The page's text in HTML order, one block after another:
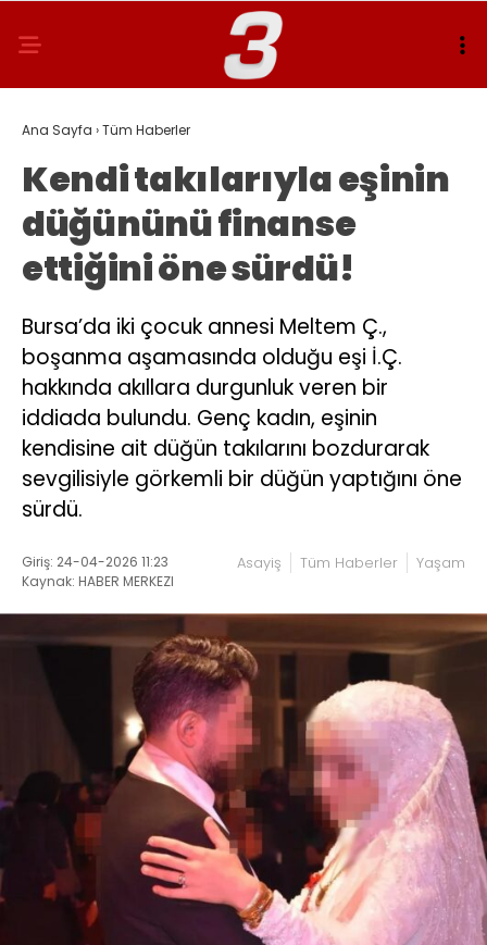
Ana Sayfa ›Tüm Haberler
Kendi takılarıyla eşinin
düğününü finanse
ettiğini öne sürdü!
Bursa’da iki çocuk annesi Meltem Ç.,
boşanma aşamasında olduğu eşi İ.Ç.
hakkında akıllara durgunluk veren bir
iddiada bulundu. Genç kadın, eşinin
kendisine ait düğün takılarını bozdurarak
sevgilisiyle görkemli bir düğün yaptığını öne
sürdü.
Giriş: 24-04-2026 11:23
Kaynak: HABER MERKEZI
Asayiş Tüm Haberler Yaşam